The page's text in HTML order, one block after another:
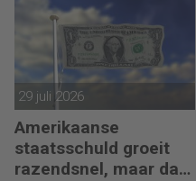
29 juli 2026
Amerikaanse
staatsschuld groeit
razendsnel, maar dat